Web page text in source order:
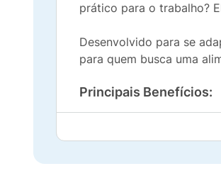
prático para o trabalho?
Desenvolvido para se
para quem busca uma
Principais Benefícios: